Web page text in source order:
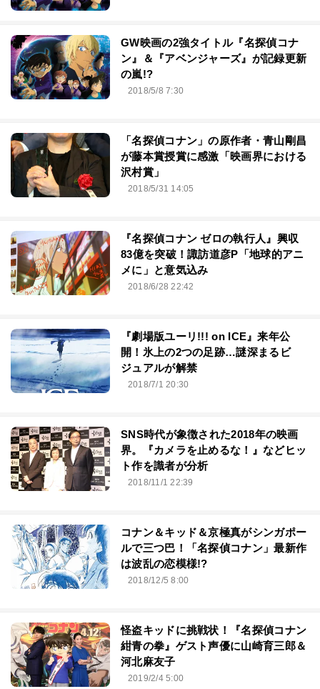
GW映画の2強タイトル『名探偵コナ
ン』＆『アベンジャーズ』が記録更新
の嵐!?
2018/5/8 7:30
「名探偵コナン」の原作者・青山剛昌
が藤本賞授賞に感激「映画界における
沢村賞」
2018/5/31 14:05
『名探偵コナン ゼロの執行人』興収
83億を突破！諏訪道彦P「地球的アニ
メに」と意気込み
2018/6/28 22:42
『劇場版ユーリ!!! on ICE』来年公
開！氷上の2つの足跡…謎深まるビ
ジュアルが解禁
2018/7/1 20:30
SNS時代が象徴された2018年の映画
界。『カメラを止めるな！』などヒッ
ト作を識者が分析
2018/11/1 22:39
コナン＆キッド＆京極真がシンガポー
ルで三つ巴！「名探偵コナン」最新作
は波乱の恋模様!?
2018/12/5 8:00
怪盗キッドに挑戦状！『名探偵コナン
紺青の拳』ゲスト声優に山崎育三郎＆
河北麻友子
2019/2/4 5:00